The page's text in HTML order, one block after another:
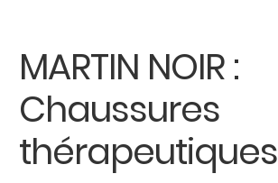
MARTIN NOIR :
Chaussures
thérapeutiques